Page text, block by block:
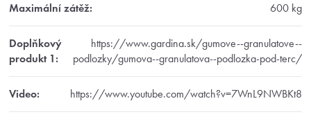
Maximální zátěž: 600 kg
Doplňkový
produkt 1 :
https://www.gardina.sk/gumove--granulatove--
podlozky/gumova--granulatova--podlozka-pod-terc/
Video: https://www.youtube.com/watch?v=7WnL9NWBKt8